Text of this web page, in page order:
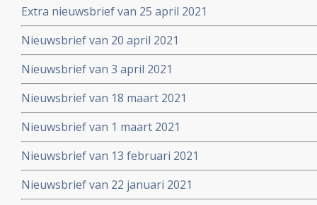
Extra nieuwsbrief van 25 april 2021
Nieuwsbrief van 20 april 2021
Nieuwsbrief van 3 april 2021
Nieuwsbrief van 18 maart 2021
Nieuwsbrief van 1 maart 2021
Nieuwsbrief van 13 februari 2021
Nieuwsbrief van 22 januari 2021